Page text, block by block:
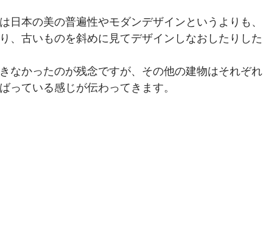
日本の美の普遍性やモダンデザインというよりも、
、古いものを斜めに見てデザインしなおしたりした
なかったのが残念ですが、その他の建物はそれぞれ
っている感じが伝わってきます。